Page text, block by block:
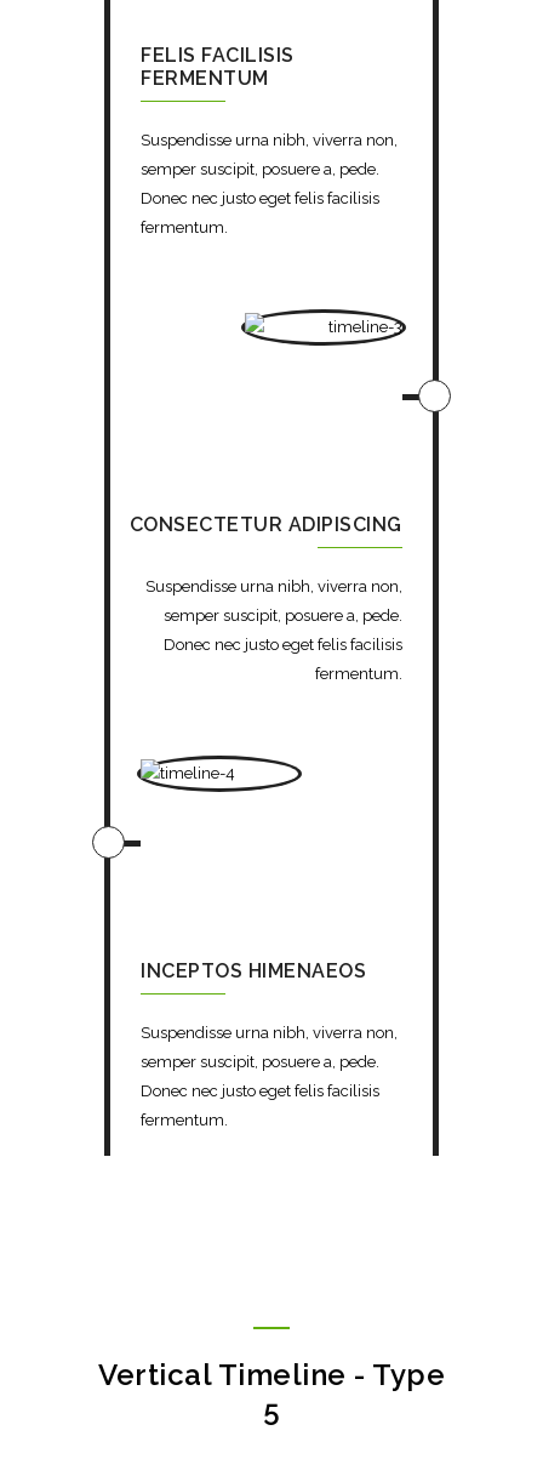
FELIS FACILISIS
FERMENTUM
Suspendisse urna nibh, viverra non,
semper suscipit, posuere a, pede.
Donec nec justo eget felis facilisis
fermentum.
CONSECTETUR ADIPISCING
Suspendisse urna nibh, viverra non,
semper suscipit, posuere a, pede.
Donec nec justo eget felis facilisis
fermentum.
INCEPTOS HIMENAEOS
Suspendisse urna nibh, viverra non,
semper suscipit, posuere a, pede.
Donec nec justo eget felis facilisis
fermentum.
Vertical Timeline - Type
5